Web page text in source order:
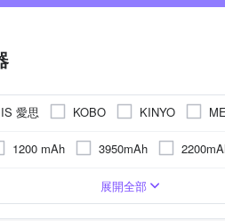
IS 愛思 KOBO KINYO
1200 mAh 3950mAh
4000mAh
2480 x 1860 (300ppi)
13.3吋 6吋
16GB
展開全部